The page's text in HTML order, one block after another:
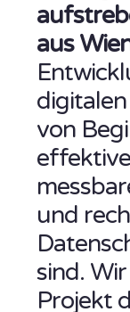
aus
von
und
sind.
Projekt